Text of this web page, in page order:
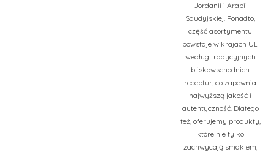
Jordanii i Arabii
Saudyjskiej. Ponadto,
część asortymentu
powstaje w krajach UE
według tradycyjnych
bliskowschodnich
receptur, co zapewnia
najwyższą jakość i
autentyczność. Dlatego
też, oferujemy produkty,
które nie tylko
zachwycają smakiem,